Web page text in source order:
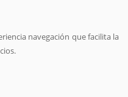
navegación que facilita la